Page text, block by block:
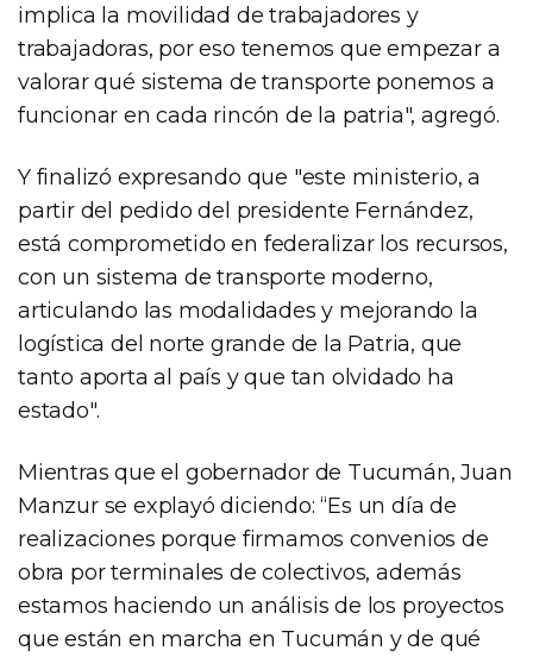
implica la movilidad de trabajadores y
trabajadoras, por eso tenemos que empezar a
valorar qué sistema de transporte ponemos a
funcionar en cada rincón de la patria", agregó.
Y finalizó expresando que "este ministerio, a
partir del pedido del presidente Fernández,
está comprometido en federalizar los recursos,
con un sistema de transporte moderno,
articulando las modalidades y mejorando la
logística del norte grande de la Patria, que
tanto aporta al país y que tan olvidado ha
estado".
Mientras que el gobernador de Tucumán, Juan
Manzur se explayó diciendo: “Es un día de
realizaciones porque firmamos convenios de
obra por terminales de colectivos, además
estamos haciendo un análisis de los proyectos
que están en marcha en Tucumán y de qué